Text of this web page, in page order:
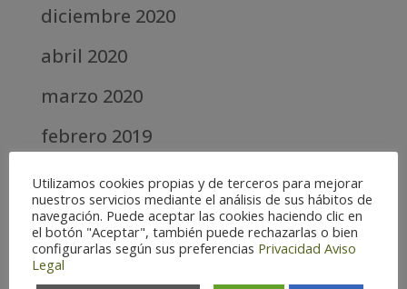
diciembre 2020
abril 2020
marzo 2020
febrero 2019
septiembre 2018
Categories
Alta
Utilizamos cookies propias y de terceros para mejorar
nuestros servicios mediante el análisis de sus hábitos de
navegación. Puede aceptar las cookies haciendo clic en
el botón "Aceptar", también puede rechazarlas o bien
configurarlas según sus preferencias Privacidad Aviso
Legal